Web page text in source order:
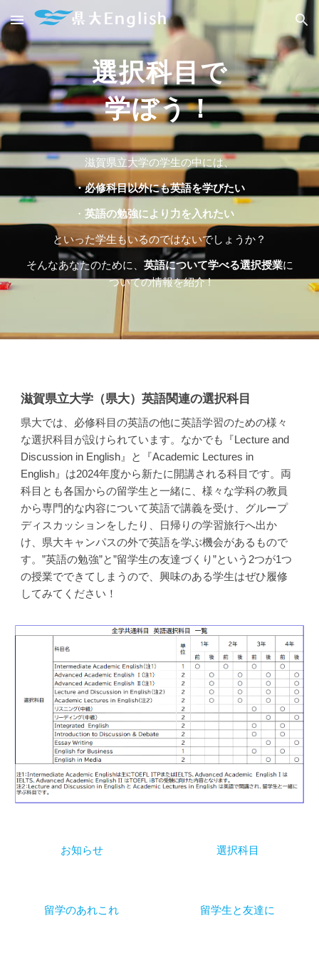
Skip to main content Skip to navigation
選択科目で
学ぼう！
滋賀県立大学の学生の中には、
・必修科目以外にも英語を学びたい
・ 英語の勉強により力を入れたい
といった学生もいるのではないでしょうか？
そんなあなたのために 英語について学べる選択授業に
ついての情報を紹介 !
滋賀県立大学（県大）英語関連の選択科目
県大では、必修科目の英語の他に英語学習のための様々
な選択科目が設けられています。なかでも『Lecture and
Discussion in English』と『Academic Lectures in
English』は2024年度から新たに開講される科目です。両
科目とも各国からの留学生と一緒に、様々な学科の教員
から専門的な内容について英語で講義を受け、グループ
ディスカッションをしたり、日帰りの学習旅行へ出か
け、県大キャンパスの外で英語を学ぶ機会があるもので
す。”英語の勉強”と”留学生の友達づくり”という2つが1つ
の授業でできてしまうので、興味のある学生はぜひ履修
してみてください！
お知らせ 選択科目
留学のあれこれ 留学生と友達に